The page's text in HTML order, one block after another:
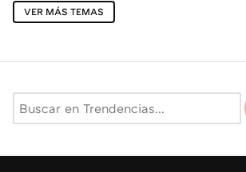
VER MÁS TEMAS